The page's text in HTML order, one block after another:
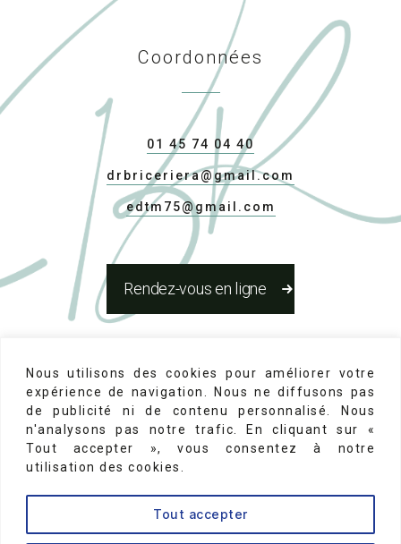
Nous utilisons des cookies pour améliorer votre
expérience de navigation. Nous ne diffusons pas
de publicité ni de contenu personnalisé. Nous
n'analysons pas notre trafic. En cliquant sur «
Tout accepter », vous consentez à notre
utilisation des cookies.
Tout accepter
Coordonnées
01 45 74 04 40
drbriceriera@gmail.com
edtm75@gmail.com
Rendez-vous en ligne
-
N°d'inscription au conseil de
l'ordre des chirurgiens dentistes 75-22131